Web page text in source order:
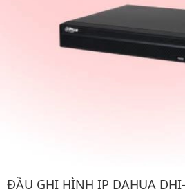
Hình ảnh đại diện của sản phẩm Đầu
ĐẦU GHI HÌNH IP DAHUA